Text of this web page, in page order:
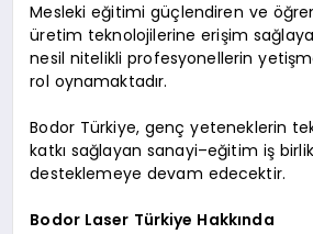
Mesleki eğitimi güçlendiren ve
üretim teknolojilerine erişim
nesil nitelikli profesyonellerin
rol oynamaktadır.
Bodor Türkiye, genç yeteneklerin
katkı sağlayan sanayi–eğitim iş
desteklemeye devam edecektir.
Bodor Laser Türkiye Hakkında